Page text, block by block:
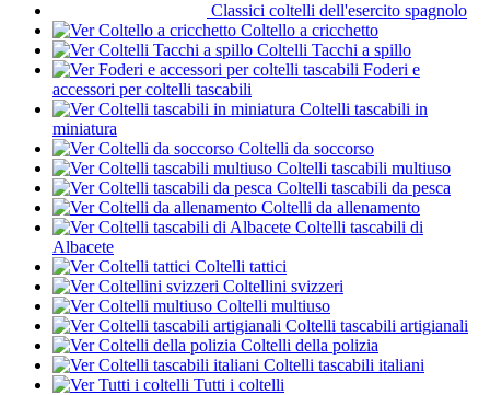
Classici coltelli dell'esercito spagnolo
Coltello a cricchetto
Coltelli Tacchi a spillo
Foderi e
accessori per coltelli tascabili
Coltelli tascabili in
miniatura
Coltelli da soccorso
Coltelli tascabili multiuso
Coltelli tascabili da pesca
Coltelli da allenamento
Coltelli tascabili di
Albacete
Coltelli tattici
Coltellini svizzeri
Coltelli multiuso
Coltelli tascabili artigianali
Coltelli della polizia
Coltelli tascabili italiani
Tutti i coltelli